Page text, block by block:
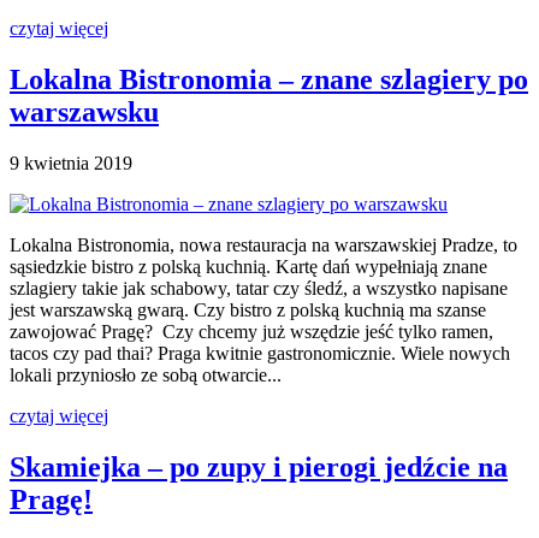
czytaj więcej
Lokalna Bistronomia – znane szlagiery po
warszawsku
9 kwietnia 2019
Lokalna Bistronomia, nowa restauracja na warszawskiej Pradze, to
sąsiedzkie bistro z polską kuchnią. Kartę dań wypełniają znane
szlagiery takie jak schabowy, tatar czy śledź, a wszystko napisane
jest warszawską gwarą. Czy bistro z polską kuchnią ma szanse
zawojować Pragę? Czy chcemy już wszędzie jeść tylko ramen,
tacos czy pad thai? Praga kwitnie gastronomicznie. Wiele nowych
lokali przyniosło ze sobą otwarcie...
czytaj więcej
Skamiejka – po zupy i pierogi jedźcie na
Pragę!